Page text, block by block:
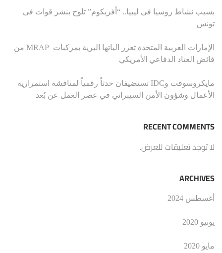
بسبب نشاط روسيا في ليبيا.. “أفريكوم” تلوح بنشر قوات في
تونس
الإمارات العربية المتحدة تعزز الياتها البرية بمركبات MRAP من
فائض العتاد الدفاعي الأمريكي
مايكروسوفت وIDC تستضيفان حدثاً رقمياً لمناقشة استمرارية
الأعمال وشؤون الأمن السيبراني في عصر العمل عن بُعد
RECENT COMMENTS
لا توجد تعليقات للعرض.
ARCHIVES
أغسطس 2024
يونيو 2020
مايو 2020